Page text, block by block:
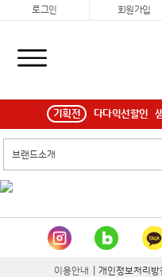
로그인 회원가입
기획전 다다익선할인
이용안내 개인정보처리방